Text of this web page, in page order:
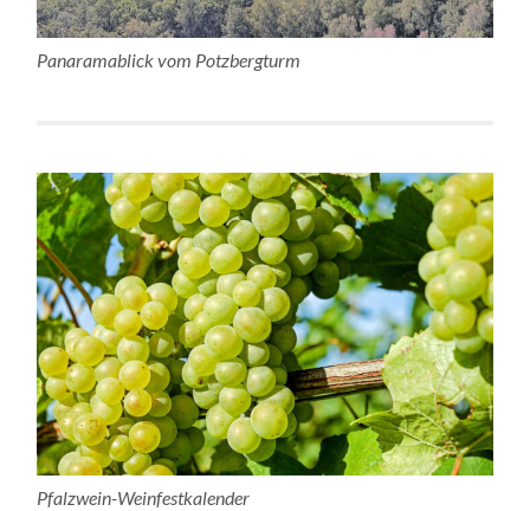
Panaramablick vom Potzbergturm
Pfalzwein-Weinfestkalender